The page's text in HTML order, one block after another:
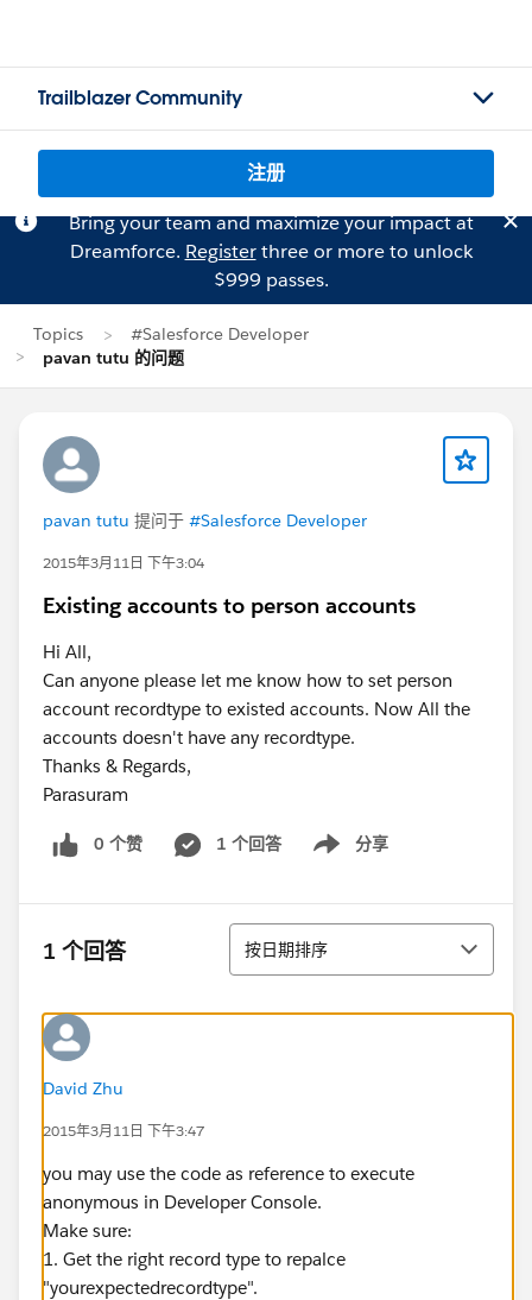
Trailblazer Community
注册
Bring your team and maximize your impact at
Dreamforce. Registerthree or more to unlock
$999 passes.
Topics
#Salesforce Developer
pavan tutu 的问题
pavan tutu 提问于 #Salesforce Developer
2015年3月11日 下午3:04
Existing accounts to person accounts
Hi All,
Can anyone please let me know how to set person
account recordtype to existed accounts. Now All the
accounts doesn't have any recordtype.
Thanks & Regards,
Parasuram
0 个赞 1 个回答 分享
Show menu
1 个回答 排序
按日期排序
David Zhu
2015年3月11日 下午3:47
you may use the code as reference to execute
anonymous in Developer Console.
Make sure:
1. Get the right record type to repalce
"yourexpectedrecordtype".